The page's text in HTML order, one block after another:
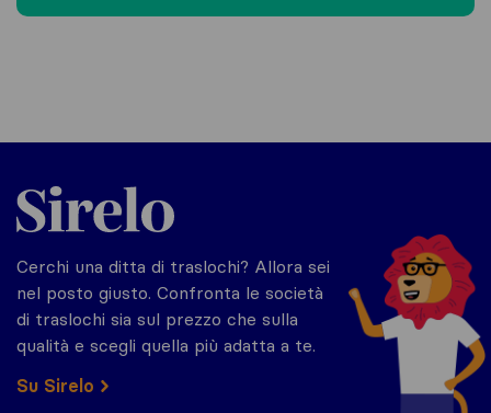
Sirelo.it
Cerchi una ditta di traslochi? Allora sei
nel posto giusto. Confronta le società
di traslochi sia sul prezzo che sulla
qualità e scegli quella più adatta a te.
Su Sirelo